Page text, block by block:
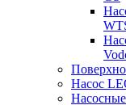
Насос